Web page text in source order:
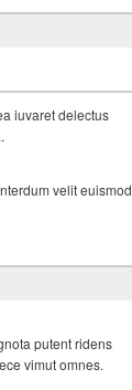
iuvaret delectus
velit euismod
putent ridens
vimut omnes.